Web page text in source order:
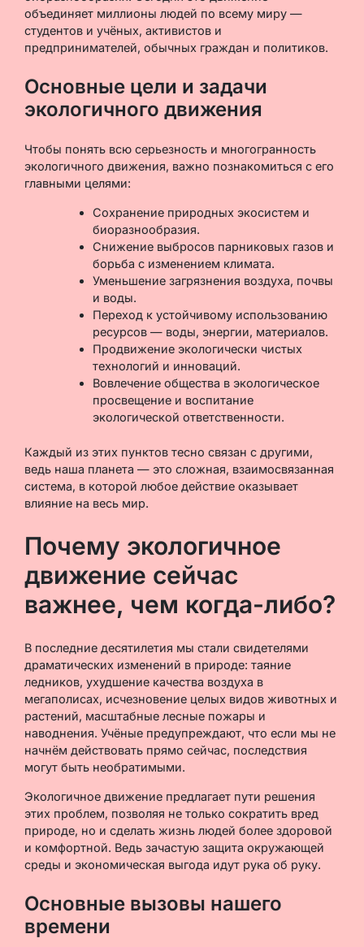
объединяет миллионы людей по всему миру —
студентов и учёных, активистов и
предпринимателей, обычных граждан и политиков.
Основные цели и задачи
экологичного движения
Чтобы понять всю серьезность и многогранность
экологичного движения, важно познакомиться с его
главными целями:
Сохранение природных экосистем и
биоразнообразия.
Снижение выбросов парниковых газов и
борьба с изменением климата.
Уменьшение загрязнения воздуха, почвы
и воды.
Переход к устойчивому использованию
ресурсов — воды, энергии, материалов.
Продвижение экологически чистых
технологий и инноваций.
Вовлечение общества в экологическое
просвещение и воспитание
экологической ответственности.
Каждый из этих пунктов тесно связан с другими,
ведь наша планета — это сложная, взаимосвязанная
система, в которой любое действие оказывает
влияние на весь мир.
Почему экологичное
движение сейчас
важнее, чем когда-либо?
В последние десятилетия мы стали свидетелями
драматических изменений в природе: таяние
ледников, ухудшение качества воздуха в
мегаполисах, исчезновение целых видов животных и
растений, масштабные лесные пожары и
наводнения. Учёные предупреждают, что если мы не
начнём действовать прямо сейчас, последствия
могут быть необратимыми.
Экологичное движение предлагает пути решения
этих проблем, позволяя не только сократить вред
природе, но и сделать жизнь людей более здоровой
и комфортной. Ведь зачастую защита окружающей
среды и экономическая выгода идут рука об руку.
Основные вызовы нашего
времени